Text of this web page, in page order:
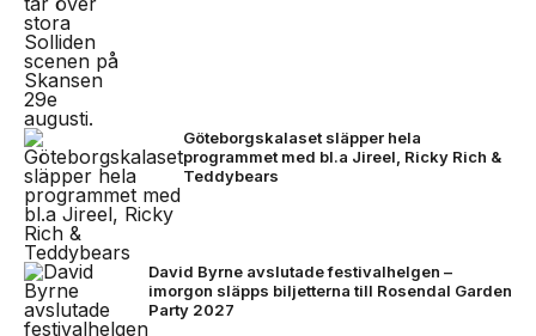
Göteborgskalaset släpper hela
programmet med bl.a Jireel, Ricky Rich &
Teddybears
David Byrne avslutade festivalhelgen –
imorgon släpps biljetterna till Rosendal Garden
Party 2027